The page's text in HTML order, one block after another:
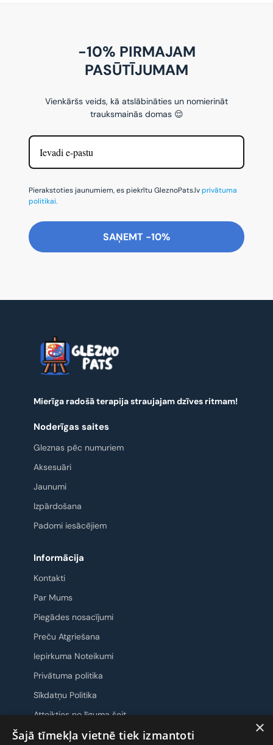
-10% PIRMAJAM
PASŪTĪJUMAM
Vienkāršs veids, kā atslābināties un nomierināt
trauksmainās domas 😌
Pierakstoties jaunumiem, es piekrītu GleznoPats.lvprivātuma
politikai.
SAŅEMT -10%
Mierīga radošā terapija straujajam dzīves ritmam!
Noderīgas saites
Gleznas pēc numuriem
Aksesuāri
Jaunumi
Izpārdošana
Padomi iesācējiem
Informācija
Kontakti
Par Mums
Piegādes nosacījumi
Preču Atgriešana
Iepirkuma Noteikumi
Privātuma politika
Sīkdatņu Politika
Atteikties no līguma šeit
×
Šajā tīmekļa vietnē tiek izmantoti